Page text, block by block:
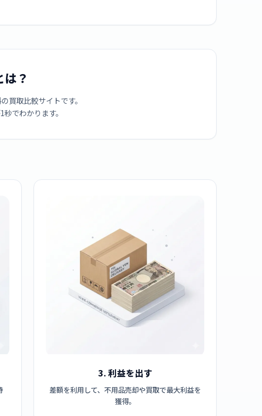
は？
買取比較サイトです。
でわかります。
3. 利益を出す
差額を利用して、不用品売却や買取で最大利益を
獲得。